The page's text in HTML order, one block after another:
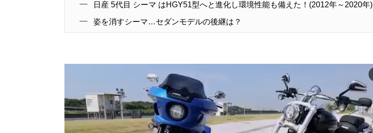
日産 5代目 シーマ はHGY51型へと進化し環境性能も備えた！(2012年～2020年)
姿を消すシーマ…セダンモデルの後継は？